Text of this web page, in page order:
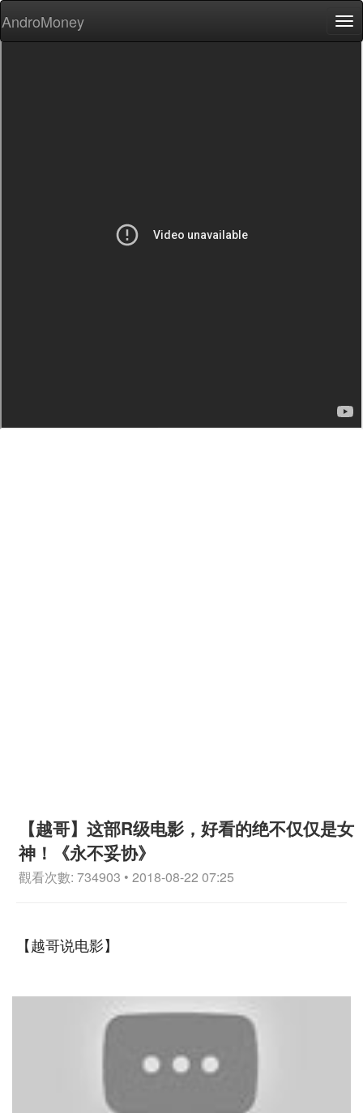
AndroMoney
【越哥】这部R级电影，好看的绝不仅仅是女
神！《永不妥协》
觀看次數: 734903 • 2018-08-22 07:25
【越哥说电影】